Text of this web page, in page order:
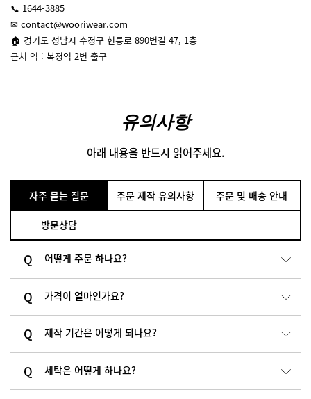
📞 1644-3885
✉ contact@wooriwear.com
🏠 경기도 성남시 수정구 헌릉로 890번길 47, 1층
근처 역 : 복정역 2번 출구
유의사항
아래 내용을 반드시 읽어주세요.
자주 묻는 질문 주문 제작 유의사항 주문 및 배송 안내
방문상담
어떻게 주문 하나요?
가격이 얼마인가요?
제작 기간은 어떻게 되나요?
세탁은 어떻게 하나요?